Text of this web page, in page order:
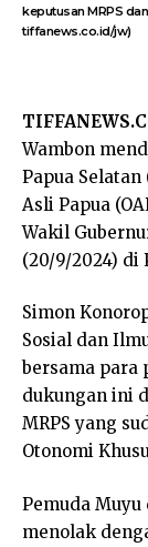
keputusan MRPS
tiffanews.co.id/jw)
Wambon
Papua
Asli Papua
Wakil
(20/9/2024) di
Simon
Sosial dan
bersama para
dukungan ini
MRPS yang
Otonomi
Pemuda
menolak